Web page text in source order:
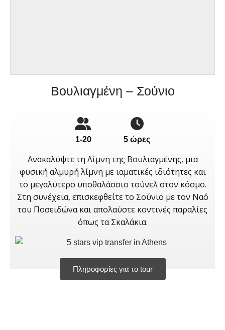
Βουλιαγμένη – Σούνιο
1-20 5 ώρες
Ανακαλύψτε τη Λίμνη της Βουλιαγμένης, μια
φυσική αλμυρή λίμνη με ιαματικές ιδιότητες και
το μεγαλύτερο υποθαλάσσιο τούνελ στον κόσμο.
Στη συνέχεια, επισκεφθείτε το Σούνιο με τον Ναό
του Ποσειδώνα και απολαύστε κοντινές παραλίες
όπως τα Σκαλάκια.
Πληροφορίες για το tour